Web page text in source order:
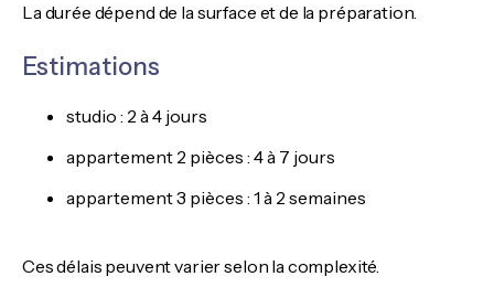
La durée dépend de la surface et de la préparation.
Estimations
studio : 2 à 4 jours
appartement 2 pièces : 4 à 7 jours
appartement 3 pièces : 1 à 2 semaines
Ces délais peuvent varier selon la complexité.